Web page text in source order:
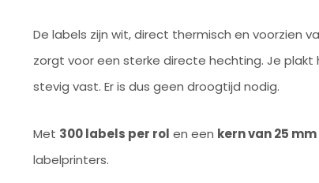
De labels zijn wit, direct thermisch en voorzien
zorgt voor een sterke directe hechting. Je
stevig vast. Er is dus geen droogtijd nodig.
Met 300 labels per rol en een kern van 25 mm
labelprinters.